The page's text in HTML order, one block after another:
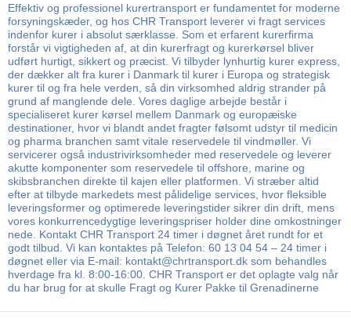
Effektiv og professionel kurertransport er fundamentet for moderne
forsyningskæder, og hos CHR Transport leverer vi fragt services
indenfor kurer i absolut særklasse. Som et erfarent kurerfirma
forstår vi vigtigheden af, at din kurerfragt og kurerkørsel bliver
udført hurtigt, sikkert og præcist. Vi tilbyder lynhurtig kurer express,
der dækker alt fra kurer i Danmark til kurer i Europa og strategisk
kurer til og fra hele verden, så din virksomhed aldrig strander på
grund af manglende dele. Vores daglige arbejde består i
specialiseret kurer kørsel mellem Danmark og europæiske
destinationer, hvor vi blandt andet fragter følsomt udstyr til medicin
og pharma branchen samt vitale reservedele til vindmøller. Vi
servicerer også industrivirksomheder med reservedele og leverer
akutte komponenter som reservedele til offshore, marine og
skibsbranchen direkte til kajen eller platformen. Vi stræber altid
efter at tilbyde markedets mest pålidelige services, hvor fleksible
leveringsformer og optimerede leveringstider sikrer din drift, mens
vores konkurrencedygtige leveringspriser holder dine omkostninger
nede. Kontakt CHR Transport 24 timer i døgnet året rundt for et
godt tilbud. Vi kan kontaktes på Telefon: 60 13 04 54 – 24 timer i
døgnet eller via E-mail: kontakt@chrtransport.dk som behandles
hverdage fra kl. 8:00-16:00. CHR Transport er det oplagte valg når
du har brug for at skulle Fragt og Kurer Pakke til Grenadinerne